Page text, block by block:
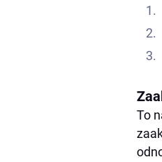
To